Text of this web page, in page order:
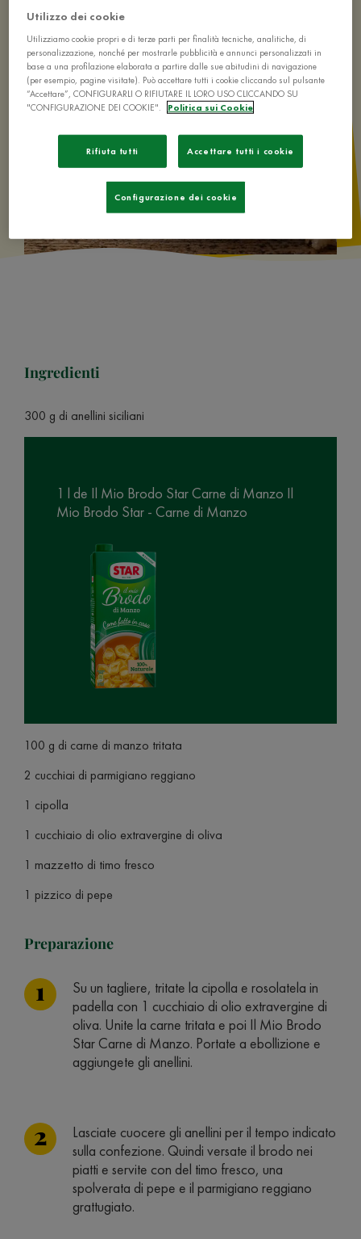
Ingredienti
300 g di anellini siciliani
1 l de Il Mio Brodo Star Carne di Manzo Il
Mio Brodo Star - Carne di Manzo
100 g di carne di manzo tritata
2 cucchiai di parmigiano reggiano
1 cipolla
1 cucchiaio di olio extravergine di oliva
1 mazzetto di timo fresco
1 pizzico di pepe
Preparazione
Su un tagliere, tritate la cipolla e rosolatela in
padella con 1 cucchiaio di olio extravergine di
oliva. Unite la carne tritata e poi Il Mio Brodo
Star Carne di Manzo. Portate a ebollizione e
aggiungete gli anellini.
Lasciate cuocere gli anellini per il tempo indicato
sulla confezione. Quindi versate il brodo nei
piatti e servite con del timo fresco, una
spolverata di pepe e il parmigiano reggiano
grattugiato.
Utilizzo dei cookie
Utilizziamo cookie propri e di terze parti per finalità tecniche, analitiche, di
personalizzazione, nonché per mostrarle pubblicità e annunci personalizzati in
base a una profilazione elaborata a partire dalle sue abitudini di navigazione
(per esempio, pagine visitate). Può accettare tutti i cookie cliccando sul pulsante
“Accettare”, CONFIGURARLI O RIFIUTARE IL LORO USO CLICCANDO SU
"CONFIGURAZIONE DEI COOKIE".
Politica sui Cookie
Rifiuta tutti Accettare tutti i cookie
Configurazione dei cookie